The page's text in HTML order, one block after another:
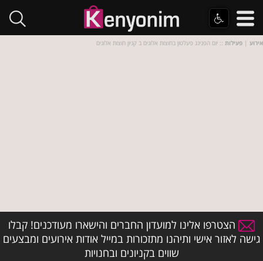
אירוע | פעילות :: יום הפנינג פעלטון בחוצות אלונים ב קניון חוצות אלונים
הצטרפו אלינו למועדון החברים והישארו מעודכנים! קבלו
גישה לאזור אישי ותיהנו מתזכורות במייל אודות אירועים ומבצעים
שווים בקניונים ובחנויות